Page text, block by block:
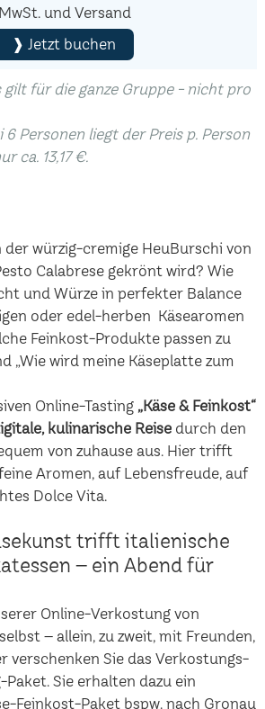
und Versand
❱ Jetzt buchen
gilt für die ganze Gruppe - nicht pro
6 Personen liegt der Preis p. Person
ca. 13,17 €.
der würzig-cremige HeuBurschi von
Calabrese gekrönt wird? Wie
und Würze in perfekter Balance
oder edel-herben Käsearomen
Feinkost-Produkte passen zu
„Wie wird meine Käseplatte zum
Online-Tasting „Käse & Feinkost“
kulinarische Reisedurch den
von zuhause aus. Hier trifft
Aromen, auf Lebensfreude, auf
Dolce Vita.
trifft italienische
– ein Abend für
Online-Verkostung von
– allein, zu zweit, mit Freunden,
verschenken Sie das Verkostungs-
Sie erhalten dazu ein
Feinkost-Paket bspw. nach Gronau